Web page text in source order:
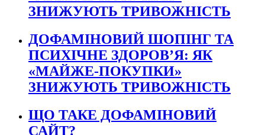
ЗНИЖУЮТЬ ТРИВОЖНІСТЬ
ДОФАМІНОВИЙ ШОПІНГ ТА
ПСИХІЧНЕ ЗДОРОВ’Я: ЯК
«МАЙЖЕ-ПОКУПКИ»
ЗНИЖУЮТЬ ТРИВОЖНІСТЬ
ЩО ТАКЕ ДОФАМІНОВИЙ
САЙТ?